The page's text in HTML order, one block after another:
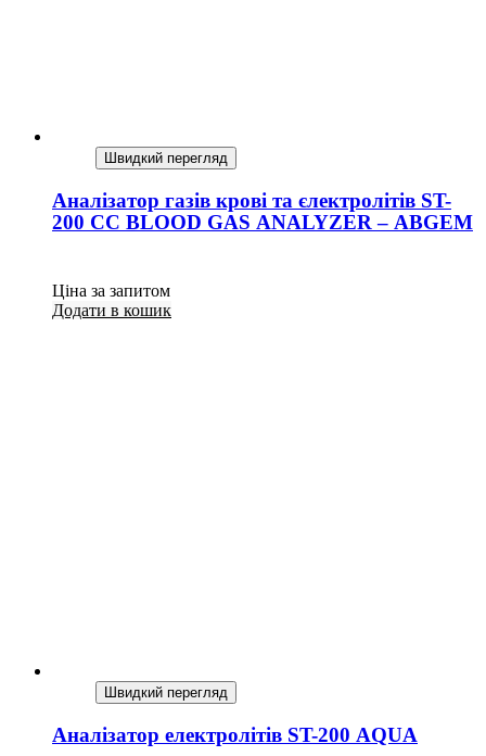
Швидкий перегляд
Аналізатор газів крові та єлектролітів ST-
200 CC BLOOD GAS ANALYZER – ABGEM
Ціна за запитом
Додати в кошик
Швидкий перегляд
Аналізатор електролітів ST-200 AQUA